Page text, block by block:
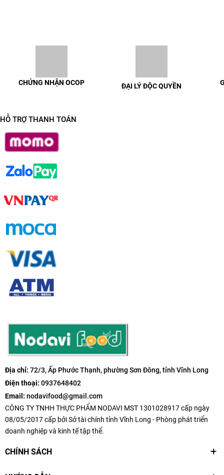
CHỨNG NHẬN OCOP ĐẠI LÝ ĐỘC QUYỀN
HỖ TRỢ THANH TOÁN
Địa chỉ: 72/3, Ấp Phước Thạnh, phường Sơn Đông, tỉnh Vĩnh Long
Điện thoại: 0937648402
Email: nodavifood@gmail.com
CÔNG TY TNHH THỰC PHẨM NODAVI MST 1301028917 cấp ngày
08/05/2017 cấp bởi Sở tài chính tỉnh Vĩnh Long - Phòng phát triển
doanh nghiệp và kinh tế tập thể.
CHÍNH SÁCH